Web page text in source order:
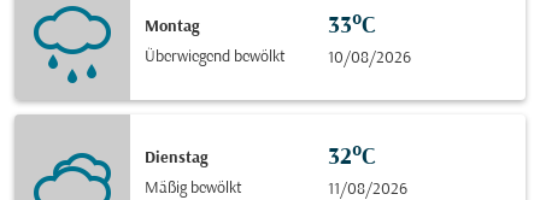
Montag
Überwiegend bewölkt
33°C
10/08/2026
Dienstag
Mäßig bewölkt
32°C
11/08/2026